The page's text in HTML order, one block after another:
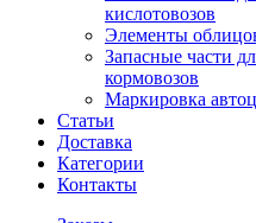
кислотовозов
Элементы
Запасные части
кормовозов
Маркировка
Статьи
Доставка
Категории
Контакты